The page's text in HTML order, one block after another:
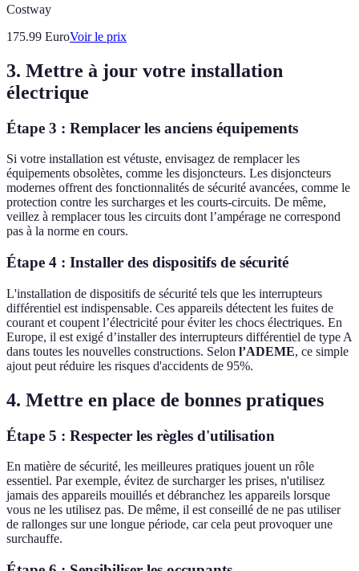
Costway
175.99 EuroVoir le prix
3. Mettre à jour votre installation
électrique
Étape 3 : Remplacer les anciens équipements
Si votre installation est vétuste, envisagez de remplacer les
équipements obsolètes, comme les disjoncteurs. Les disjoncteurs
modernes offrent des fonctionnalités de sécurité avancées, comme le
protection contre les surcharges et les courts-circuits. De même,
veillez à remplacer tous les circuits dont l’ampérage ne correspond
pas à la norme en cours.
Étape 4 : Installer des dispositifs de sécurité
L'installation de dispositifs de sécurité tels que les interrupteurs
différentiel est indispensable. Ces appareils détectent les fuites de
courant et coupent l’électricité pour éviter les chocs électriques. En
Europe, il est exigé d’installer des interrupteurs différentiel de type A
dans toutes les nouvelles constructions. Selon l’ADEME, ce simple
ajout peut réduire les risques d'accidents de 95%.
4. Mettre en place de bonnes pratiques
Étape 5 : Respecter les règles d'utilisation
En matière de sécurité, les meilleures pratiques jouent un rôle
essentiel. Par exemple, évitez de surcharger les prises, n'utilisez
jamais des appareils mouillés et débranchez les appareils lorsque
vous ne les utilisez pas. De même, il est conseillé de ne pas utiliser
de rallonges sur une longue période, car cela peut provoquer une
surchauffe.